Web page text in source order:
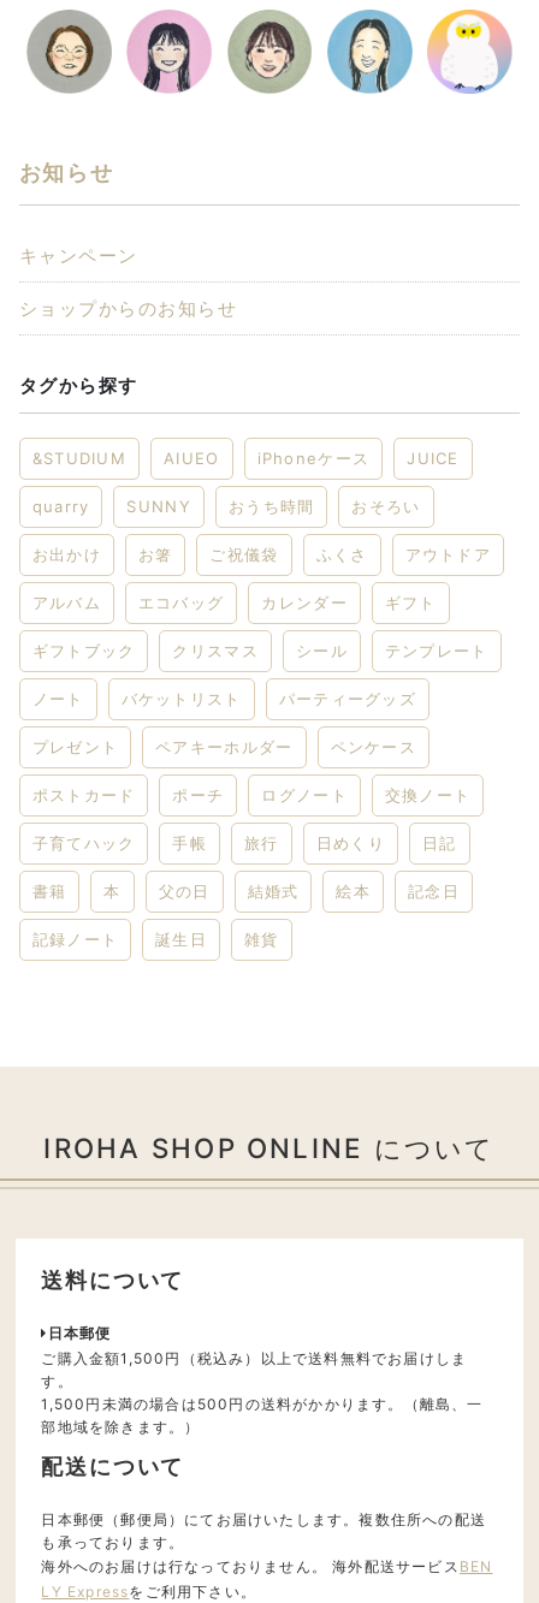
お知らせ
キャンペーン
ショップからのお知らせ
タグから探す
&STUDIUM AIUEO iPhoneケース JUICE
quarry SUNNY おうち時間 おそろい
お出かけ お箸 ご祝儀袋 ふくさ アウトドア
アルバム エコバッグ カレンダー ギフト
ギフトブック クリスマス シール テンプレート
ノート バケットリスト パーティーグッズ
プレゼント ペアキーホルダー ペンケース
ポストカード ポーチ ログノート 交換ノート
子育てハック 手帳 旅行 日めくり 日記
書籍 本 父の日 結婚式 絵本 記念日
記録ノート 誕生日 雑貨
IROHA SHOP ONLINE について
送料について
日本郵便
ご購入金額1,500円（税込み）以上で送料無料でお届けしま
す。
1,500円未満の場合は500円の送料がかかります。（離島、一
部地域を除きます。）
配送について
日本郵便（郵便局）にてお届けいたします。複数住所への配送
も承っております。
海外へのお届けは行なっておりません。 海外配送サービス BEN
LY Expressをご利用下さい。